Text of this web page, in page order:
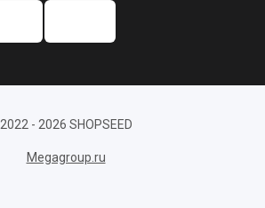
2022 - 2026 SHOPSEED
Megagroup.ru